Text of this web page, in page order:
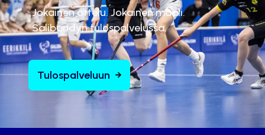
Jokainen ottelu. Jokainen maali.
Salibandyn tulospalvelussa.
Tulospalveluun